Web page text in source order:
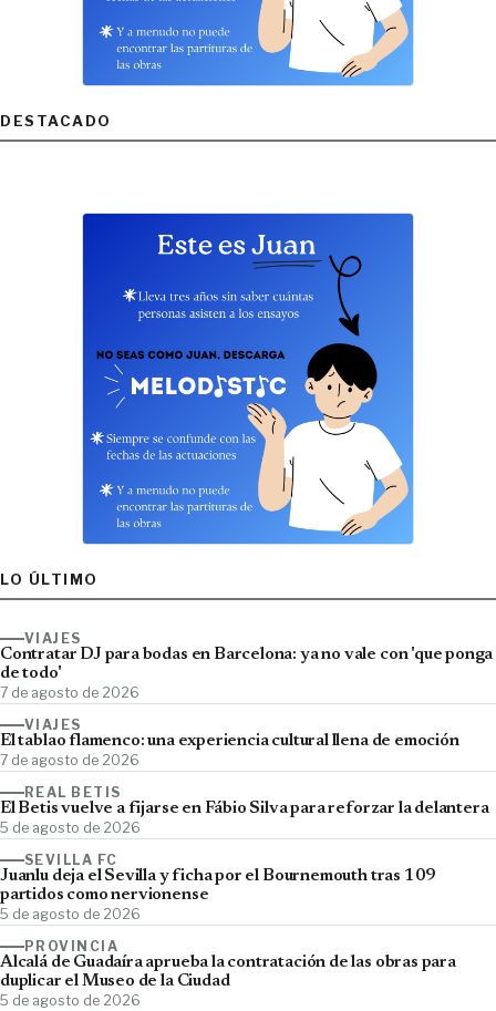
DESTACADO
LO ÚLTIMO
VIAJES
Contratar DJ para bodas en Barcelona: ya no vale con 'que ponga
de todo'
7 de agosto de 2026
VIAJES
El tablao flamenco: una experiencia cultural llena de emoción
7 de agosto de 2026
REAL BETIS
El Betis vuelve a fijarse en Fábio Silva para reforzar la delantera
5 de agosto de 2026
SEVILLA FC
Juanlu deja el Sevilla y ficha por el Bournemouth tras 109
partidos como nervionense
5 de agosto de 2026
PROVINCIA
Alcalá de Guadaíra aprueba la contratación de las obras para
duplicar el Museo de la Ciudad
5 de agosto de 2026